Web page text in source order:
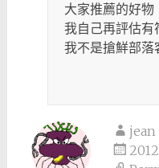
大家推薦的好物
我自己再評估有
我不是搶鮮部
jean